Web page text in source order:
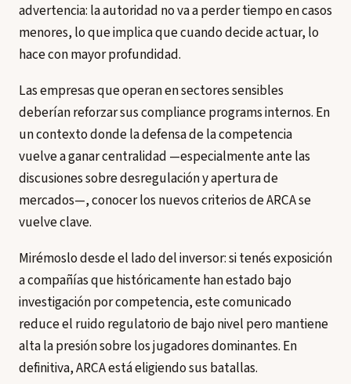
advertencia: la autoridad no va a perder tiempo en casos
menores, lo que implica que cuando decide actuar, lo
hace con mayor profundidad.
Las empresas que operan en sectores sensibles
deberían reforzar sus compliance programs internos. En
un contexto donde la defensa de la competencia
vuelve a ganar centralidad —especialmente ante las
discusiones sobre desregulación y apertura de
mercados—, conocer los nuevos criterios de ARCA se
vuelve clave.
Mirémoslo desde el lado del inversor: si tenés exposición
a compañías que históricamente han estado bajo
investigación por competencia, este comunicado
reduce el ruido regulatorio de bajo nivel pero mantiene
alta la presión sobre los jugadores dominantes. En
definitiva, ARCA está eligiendo sus batallas.